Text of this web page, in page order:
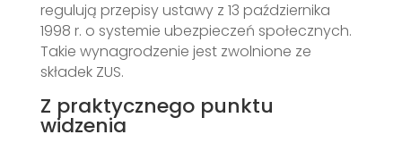
regulują przepisy ustawy z 13 października
1998 r. o systemie ubezpieczeń społecznych.
Takie wynagrodzenie jest zwolnione ze
składek ZUS.
Z praktycznego punktu
widzenia